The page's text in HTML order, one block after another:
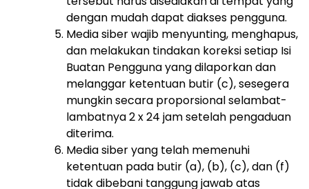
dengan mudah dapat diakses pengguna.
Media siber wajib menyunting, menghapus,
dan melakukan tindakan koreksi setiap Isi
Buatan Pengguna yang dilaporkan dan
melanggar ketentuan butir (c), sesegera
mungkin secara proporsional selambat-
lambatnya 2 x 24 jam setelah pengaduan
diterima.
Media siber yang telah memenuhi
ketentuan pada butir (a), (b), (c), dan (f)
tidak dibebani tanggung jawab atas